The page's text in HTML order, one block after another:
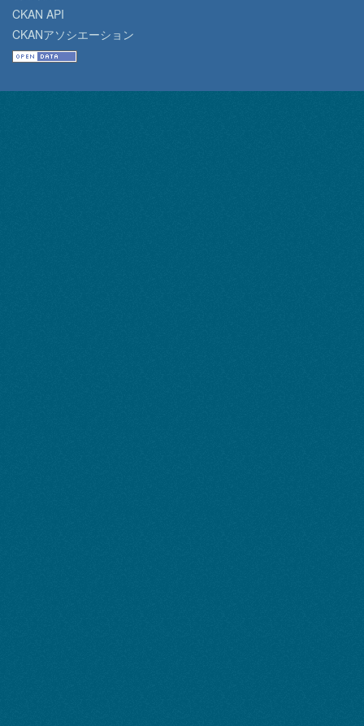
CKAN API
CKANアソシエーション